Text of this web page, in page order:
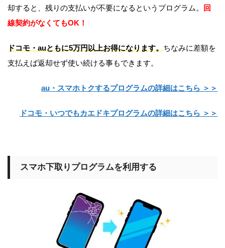
却すると、残りの支払いが不要になるというプログラム。
回
線契約がなくてもOK！
ドコモ・auともに5万円以上お得になります。ちなみに差額を
支払えば返却せず使い続ける事もできます。
au・スマホトクするプログラムの詳細はこちら ＞＞
ドコモ・いつでもカエドキプログラムの詳細はこちら ＞＞
スマホ下取りプログラムを利用する